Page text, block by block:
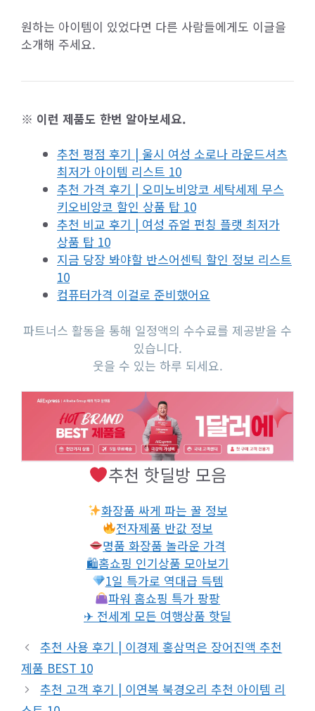
원하는 아이템이 있었다면 다른 사람들에게도 이글을
소개해 주세요.
※ 이런 제품도 한번 알아보세요.
추천 평점 후기 | 울시 여성 소로나 라운드셔츠
최저가 아이템 리스트 10
추천 가격 후기 | 오미노비앙코 세탁세제 무스
키오비앙코 할인 상품 탑 10
추천 비교 후기 | 여성 쥬얼 펀칭 플랫 최저가
상품 탑 10
지금 당장 봐야할 반스어센틱 할인 정보 리스트
10
컴퓨터가격 이걸로 준비했어요
파트너스 활동을 통해 일정액의 수수료를 제공받을 수
있습니다.
웃을 수 있는 하루 되세요.
추천 핫딜방 모음
화장품 싸게 파는 꿀 정보
전자제품 반값 정보
명품 화장품 놀라운 가격
🛍홈쇼핑 인기상품 모아보기
1일 특가로 역대급 득템
파워 홈쇼핑 특가 팡팡
✈ 전세계 모든 여행상품 핫딜
추천 사용 후기 | 이경제 홍삼먹은 장어진액 추천
제품 BEST 10
추천 고객 후기 | 이연복 북경오리 추천 아이템 리